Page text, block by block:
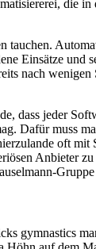
die
Einsätze und
nach
dass jeder
Dafür muss
oft mit
Anbieter
gymnastics